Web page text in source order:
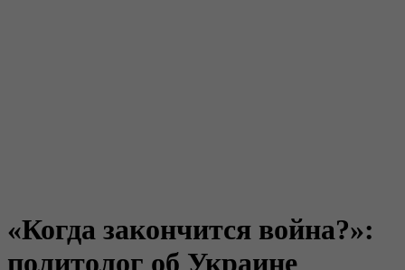
«Когда закончится война?»:
политолог об Украине